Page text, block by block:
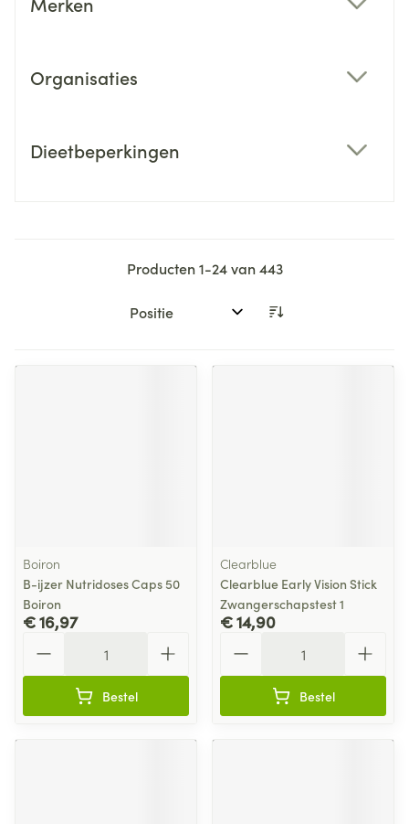
Organisaties
Dieetbeperkingen
Producten1-24van443
Sorteer op:
Boiron
B-ijzer Nutridoses Caps 50
Boiron
€ 16,97
Bestel
Clearblue
Clearblue Early Vision Stick
Zwangerschapstest 1
€ 14,90
Bestel